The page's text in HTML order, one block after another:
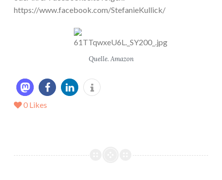
https://www.facebook.com/StefanieKullick/
Quelle. Amazon
0 Likes